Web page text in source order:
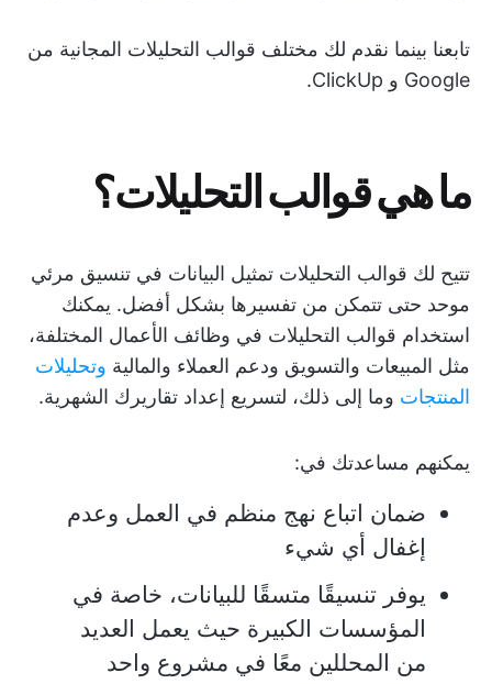
تابعنا بينما نقدم لك مختلف قوالب التحليلات المجانية من
Google و ClickUp.
ما هي قوالب التحليلات؟
تتيح لك قوالب التحليلات تمثيل البيانات في تنسيق مرئي
موحد حتى تتمكن من تفسيرها بشكل أفضل. يمكنك
استخدام قوالب التحليلات في وظائف الأعمال المختلفة،
مثل المبيعات والتسويق ودعم العملاء والمالية وتحليلات
المنتجات وما إلى ذلك، لتسريع إعداد تقاريرك الشهرية.
يمكنهم مساعدتك في:
ضمان اتباع نهج منظم في العمل وعدم
إغفال أي شيء
يوفر تنسيقًا متسقًا للبيانات، خاصة في
المؤسسات الكبيرة حيث يعمل العديد
من المحللين معًا في مشروع واحد